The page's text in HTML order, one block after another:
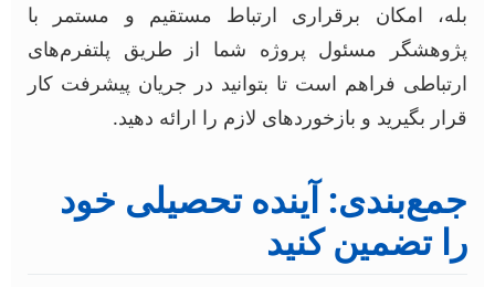
بله، امکان برقراری ارتباط مستقیم و مستمر با
پژوهشگر مسئول پروژه شما از طریق پلتفرم‌های
ارتباطی فراهم است تا بتوانید در جریان پیشرفت کار
قرار بگیرید و بازخوردهای لازم را ارائه دهید.
جمع‌بندی: آینده تحصیلی خود
را تضمین کنید